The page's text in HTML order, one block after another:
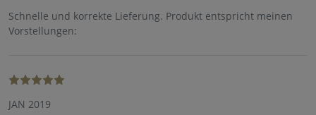
Schnelle und korrekte Lieferung. Produkt entspricht meinen
Vorstellungen:
JAN 2019